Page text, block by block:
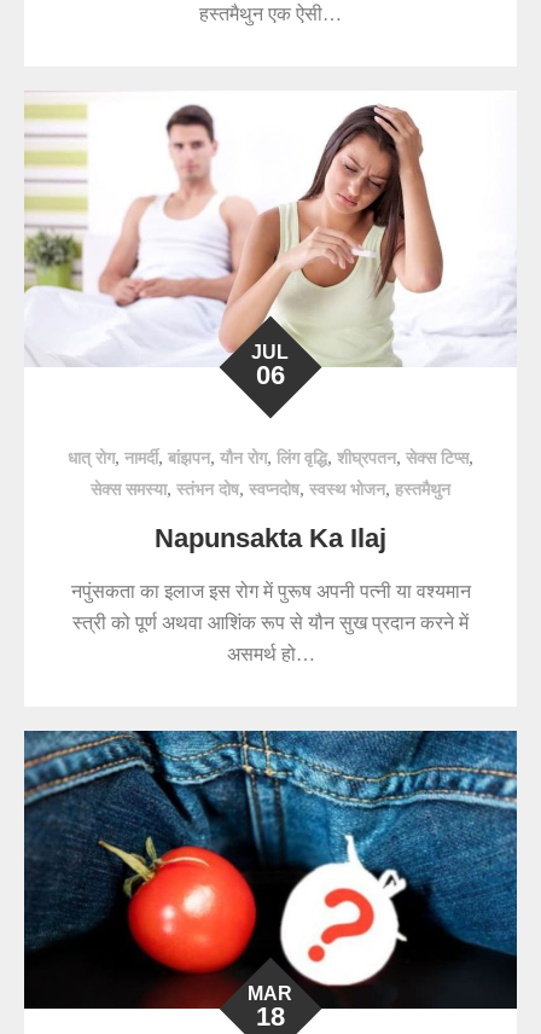
हस्तमैथुन एक ऐसी…
JUL
06
धात् रोग, नामर्दी, बांझपन, यौन रोग, लिंग वृद्धि, शीघ्रपतन, सेक्स टिप्स,
सेक्स समस्या, स्तंभन दोष, स्वप्नदोष, स्वस्थ भोजन, हस्तमैथुन
Napunsakta Ka Ilaj
नपुंसकता का इलाज इस रोग में पुरूष अपनी पत्नी या वश्यमान
स्त्री को पूर्ण अथवा आशिंक रूप से यौन सुख प्रदान करने में
असमर्थ हो…
MAR
18